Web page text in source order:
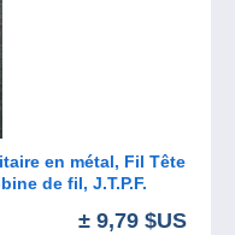
en métal, Fil Tête
de fil, J.T.P.F.
± 9,79 $US